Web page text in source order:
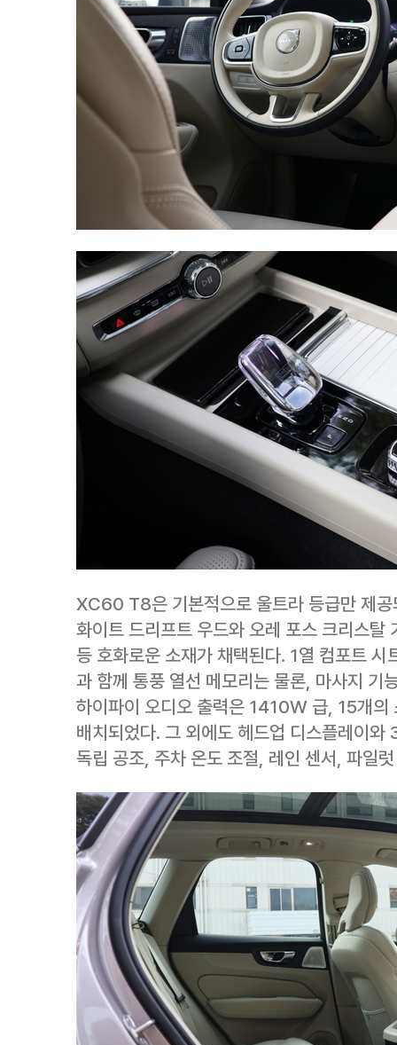
XC60 T8은 기본적으로 울트라 등급만 제
화이트 드리프트 우드와 오레 포스 크리스탈
등 호화로운 소재가 채택된다. 1열 컴포트
과 함께 통풍 열선 메모리는 물론, 마사지
하이파이 오디오 출력은 1410W 급, 15개의
배치되었다. 그 외에도 헤드업 디스플레이
독립 공조, 주차 온도 조절, 레인 센서, 파일